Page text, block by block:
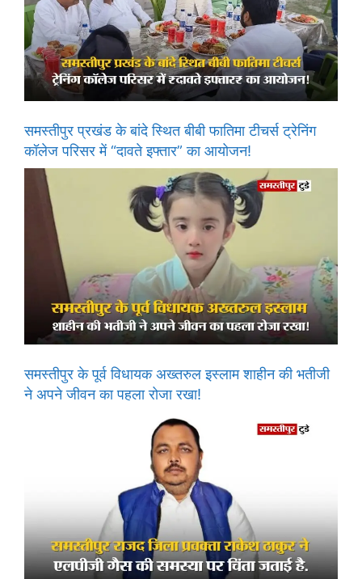
समस्तीपुर प्रखंड के बांदे स्थित बीबी फातिमा टीचर्स ट्रेनिंग
कॉलेज परिसर में “दावते इफ्तार” का आयोजन!
समस्तीपुर के पूर्व विधायक अख्तरुल इस्लाम शाहीन की भतीजी
ने अपने जीवन का पहला रोजा रखा!